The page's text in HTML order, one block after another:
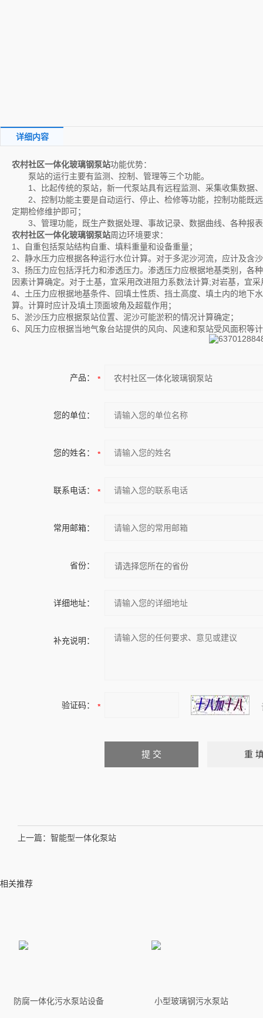
详细内容
农村社区一体化玻璃钢泵站功能优势：
泵站的运行主要有监测、控制、管理等三个功能。
1、比起传统的泵站，新一代泵站具有远程监测、采集收集数据
2、控制功能主要是自动运行、停止、检修等功能，控制功能既
定期检修维护即可；
3、管理功能，既生产数据处理、事故记录、数据曲线、各种报
农村社区一体化玻璃钢泵站周边环境要求：
1、自重包括泵站结构自重、填料重量和设备重量；
2、静水压力应根据各种运行水位计算。对于多泥沙河流，应计及含
3、扬压力应包括浮托力和渗透压力。渗透压力应根据地基类别，各
因素计算确定。对于土基，宜采用改进阻力系数法计算;对岩基，宜
4、土压力应根据地基条件、回填土性质、挡土高度、填土内的地下
算。计算时应计及填土顶面坡角及超载作用；
5、淤沙压力应根据泵站位置、泥沙可能淤积的情况计算确定；
6、风压力应根据当地气象台站提供的风向、风速和泵站受风面积等
产品：
您的单位：
您的姓名：
联系电话：
常用邮箱：
省份：
详细地址：
补充说明：
验证码：
上一篇： 智能型一体化泵站
相关推荐
防腐一体化污水泵站设备 小型玻璃钢污水泵站